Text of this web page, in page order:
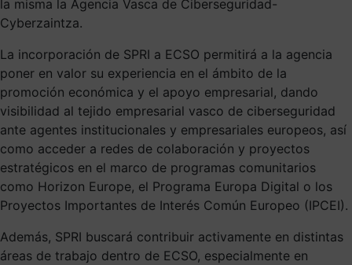
la misma la Agencia Vasca de Ciberseguridad-
Cyberzaintza.
La incorporación de SPRI a ECSO permitirá a la agencia
poner en valor su experiencia en el ámbito de la
promoción económica y el apoyo empresarial, dando
visibilidad al tejido empresarial vasco de ciberseguridad
ante agentes institucionales y empresariales europeos, así
como acceder a redes de colaboración y proyectos
estratégicos en el marco de programas comunitarios
como Horizon Europe, el Programa Europa Digital o los
Proyectos Importantes de Interés Común Europeo (IPCEI).
Además, SPRI buscará contribuir activamente en distintas
áreas de trabajo dentro de ECSO, especialmente en